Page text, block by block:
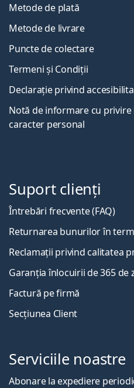
Metode de plată
Metode de livrare
Puncte de colectare
Termeni și Condiții
Declarație privind
Notă de informare cu
caracter personal
Suport clienți
Întrebări frecvente (FAQ)
Returnarea bunurilor în
Reclamații privind calitatea
Garanția înlocuirii de 365 de
Factură pe firmă
Secțiunea Client
Serviciile noastre
Abonare la expediere